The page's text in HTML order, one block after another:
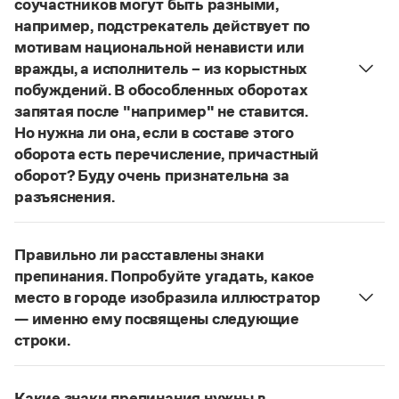
Словари русского языка как государственного
Справочники
Правила русской орфографии и пунктуации
Русский язык. Краткий теоретический курс
для школьников
Письмовник
Справочник по пунктуации
Азбучные истины
Словарь-справочник непростые слова
Все справочники портала
Новости и события
Управление в русском языке
Словарь русских имён
Словарь методических терминов
Правила русской орфографии и пунктуации
(1956)
соучастников могут быть разными,
например, подстрекатель действует по
мотивам национальной ненависти или
вражды, а исполнитель – из корыстных
побуждений. В обособленных оборотах
запятая после "например" не ставится.
Но нужна ли она, если в составе этого
оборота есть перечисление, причастный
оборот? Буду очень признательна за
разъяснения.
В § 94«Правил русской орфографии и пунктуации»
слова и сочетания слов, стоящие на границе
частей сложного предложения и относящиеся к
следующему за ними предложению,
не отделяются от него запятой:Послышался
резкий стук, должно быть сорвалась ставня
По этому правилу запятая посленапример
не нужна:Мотивы совершения преступления у
Правильно ли расставлены знаки
препинания. Попробуйте угадать, какое
место в городе изобразила иллюстратор
— именно ему посвящены следующие
строки.
Нужно закрыть запятой придаточную часть: